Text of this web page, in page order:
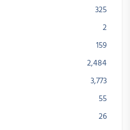
325
2
159
2,484
3,773
55
26